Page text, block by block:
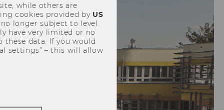
while others are
cookies provided by US
longer subject to level
have very limited or no
these data. If you would
settings” – this will allow